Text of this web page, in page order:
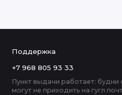
Поддержка
+7 968 805 93 33
Пункт выдачи работает: будни
могут не приходить на гугл